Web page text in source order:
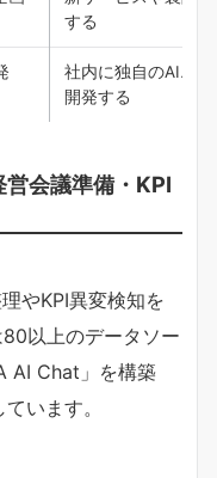
する
社内に独自のAIエ
開発する
会議準備・KPI
やKPI異変検知を
以上のデータソー
AI Chat」を構築
います。